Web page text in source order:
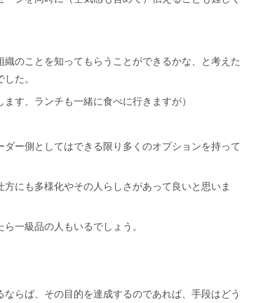
のことを知ってもらうことができるかな、と考えた
た。
す、ランチも一緒に食べに行きますが）
ー側としてはできる限り多くのオプションを持って
にも多様化やその人らしさがあって良いと思いま
一級品の人もいるでしょう。
ならば、その目的を達成するのであれば、手段はどう